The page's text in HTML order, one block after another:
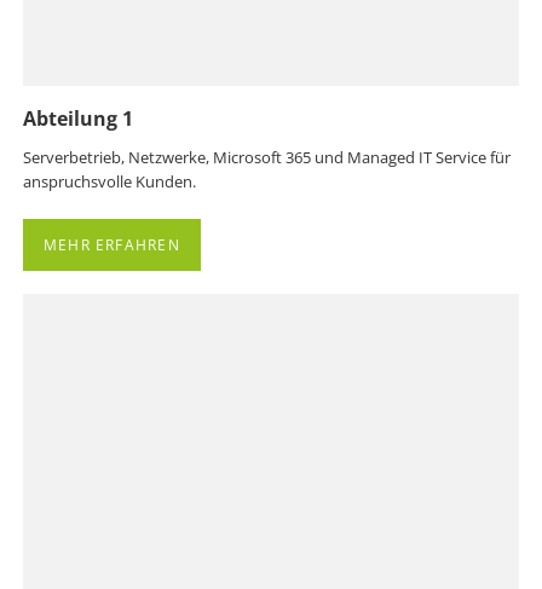
Abteilung 1
Serverbetrieb, Netzwerke, Microsoft 365 und Managed IT Service für
anspruchsvolle Kunden.
MEHR ERFAHREN